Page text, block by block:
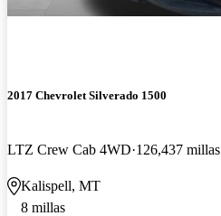
2017 Chevrolet Silverado 1500
LTZ Crew Cab 4WD 126,437 millas
Kalispell, MT
8 millas